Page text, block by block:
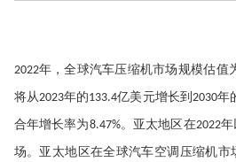
2022年，全球汽车压缩机市场规模估值
将从2023年的133.4亿美元增长到2030年
合年增长率为8.47%。亚太地区在2022年
场。亚太地区在全球汽车空调压缩机